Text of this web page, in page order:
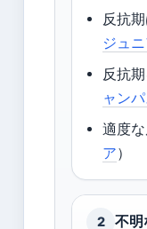
反抗
ジュ
反抗
ャン
適度
ア）
2 不明